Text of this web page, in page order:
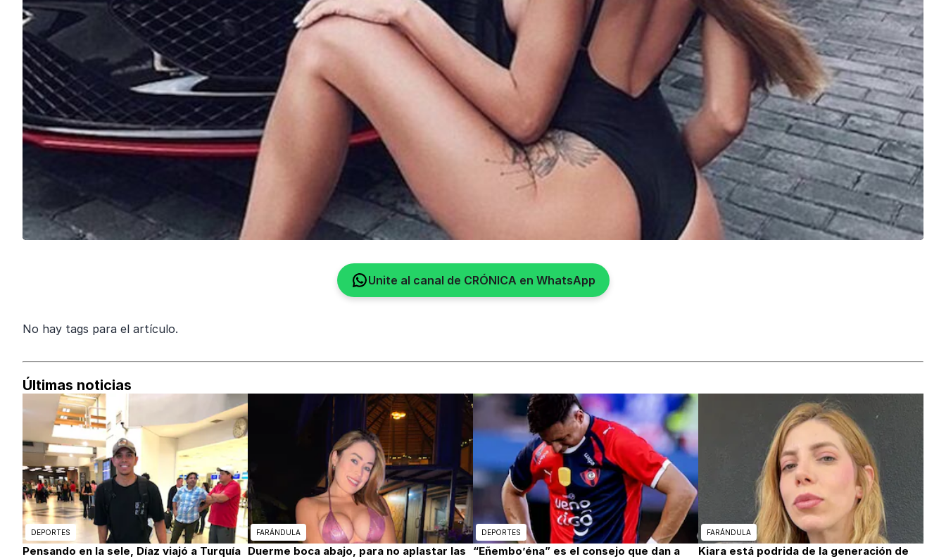
Unite al canal de CRÓNICA en WhatsApp
No hay tags para el artículo.
Últimas noticias
DEPORTES
Pensando en la sele, Díaz viajó a Turquía
FARÁNDULA
Duerme boca abajo, para no aplastar las
DEPORTES
“Eñembo’éna” es el consejo que dan a
FARÁNDULA
Kiara está podrida de la generación de